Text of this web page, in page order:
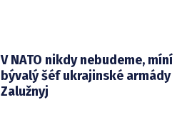
V NATO nikdy nebudeme, míní
bývalý šéf ukrajinské armády
Zalužnyj